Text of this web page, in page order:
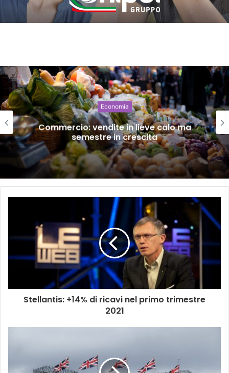
Economia
Commercio: vendite in lieve calo ma
semestre in crescita
Stellantis: +14% di ricavi nel primo trimestre
2021